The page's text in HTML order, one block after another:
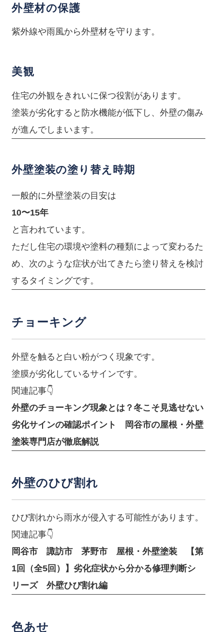
外壁材の保護
紫外線や雨風から外壁材を守ります。
美観
住宅の外観をきれいに保つ役割があります。
塗装が劣化すると防水機能が低下し、外壁の傷み
が進んでしまいます。
外壁塗装の塗り替え時期
一般的に外壁塗装の目安は
10〜15年
と言われています。
ただし住宅の環境や塗料の種類によって変わるた
め、次のような症状が出てきたら塗り替えを検討
するタイミングです。
チョーキング
外壁を触ると白い粉がつく現象です。
塗膜が劣化しているサインです。
関連記事👇
外壁のチョーキング現象とは？冬こそ見逃せない
劣化サインの確認ポイント 岡谷市の屋根・外壁
塗装専門店が徹底解説
外壁のひび割れ
ひび割れから雨水が侵入する可能性があります。
関連記事👇
岡谷市 諏訪市 茅野市 屋根・外壁塗装 【第
1回（全5回）】劣化症状から分かる修理判断シ
リーズ 外壁ひび割れ編
色あせ